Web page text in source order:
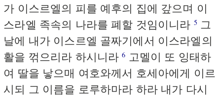
가 이스르엘의 피를 예후의 집에 갚으며 이
스라엘 족속의 나라를 폐할 것임이니라 5 그
날에 내가 이스르엘 골짜기에서 이스라엘의
활을 꺾으리라 하시니라6 고멜이 또 잉태하
여 딸을 낳으매 여호와께서 호세아에게 이르
시되 그 이름을 로루하마라 하라 내가 다시